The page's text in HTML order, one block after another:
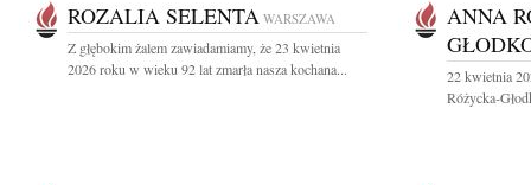
ROZALIA SELENTA WARSZAWA
Z głębokim żalem zawiadamiamy, że 23 kwietnia
2026 roku w wieku 92 lat zmarła nasza kochana...
ANNA
22 kwietnia
Różycka-